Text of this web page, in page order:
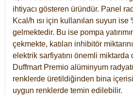
ihtiyacı gösteren üründür. Panel
Kcal/h ısı için kullanılan suyun ise
gelmektedir. Bu ise pompa
çekmekte, katılan inhibitör
elektrik sarfiyatını önemli miktarda
Duffmart Premio alüminyum
renklerde üretildiğinden bina
uygun renklerde temin edilebilir.